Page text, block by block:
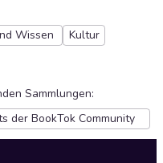
Wissen
Kultur
Sammlungen:
der BookTok Community